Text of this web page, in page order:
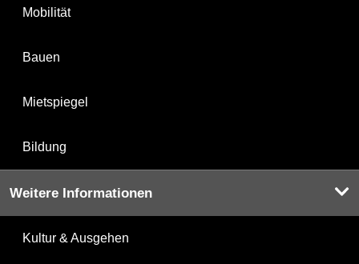
Mobilität
Bauen
Mietspiegel
Bildung
Weitere Informationen
Kultur & Ausgehen